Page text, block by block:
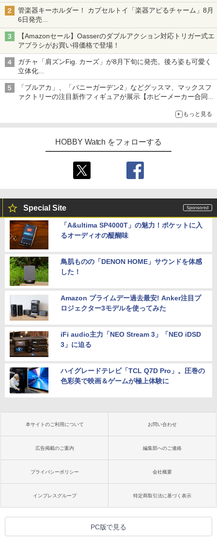
管楽器キーホルダー！ カプセルトイ「楽器アピるチャーム」8月
6日発売
チューバ、テナサクなど5種各3色
【Amazonセール】Oasserのダブルアクション対応トリガー式エ
アブラシがお買い得価格で登場！
ガチャ「肩ズンFig. カーズ」が8月下旬に発売。後ろ姿も可愛く
立体化
ライトニング・マックィーンやメーターなど4種がラインナップ
「ブルアカ」、「バニーガーデン2」などグッスマ、マックスフ
ァクトリーの注目新作フィギュアが展示【ホビーメーカー合同展
もっと見る
HOBBY Watch をフォローする
Special Site
「A&ultima SP4000T」の魅力！ポケットに入
るオーディオの醍醐味
鳥肌ものの「DENON HOME」サウンドを体感
した！
Amazon プライムデー過去最安! Anker注目プ
ロジェクター3モデルを使ってみた
iFi audio主力「NEO Stream 3」「NEO iDSD
3」に迫る
ハイグレードテレビ「TCL Q7D Pro」。圧巻の
色彩美で映画＆ゲームが極上体験に
本サイトのご利用について お問い合わせ
広告掲載のご案内 編集部へのご連絡
プライバシーポリシー 会社概要
インプレスグループ 特定商取引法に基づく表示
PC版で見る